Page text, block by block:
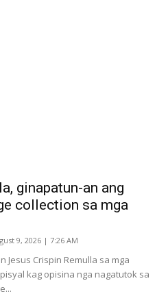
ginapatun-an ang
collection sa mga
9, 2026 | 7:26 AM
Jesus Crispin Remulla sa mga
kag opisina nga nagatutok sa